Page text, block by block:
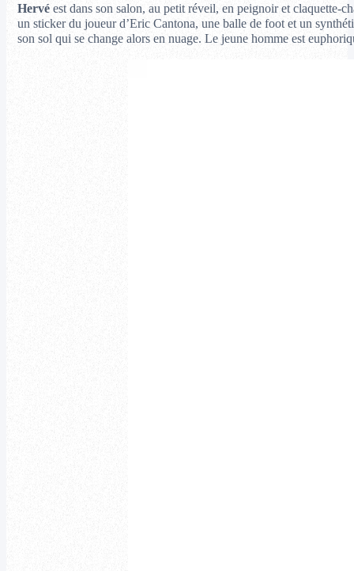
Hervéest dans son salon, au petit réveil, en peignoir et claquette-
un sticker du joueur d’Eric Cantona, une balle de foot et un
son sol qui se change alors en nuage. Le jeune homme est